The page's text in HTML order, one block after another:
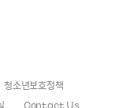
청소년보호정책
Contact Us